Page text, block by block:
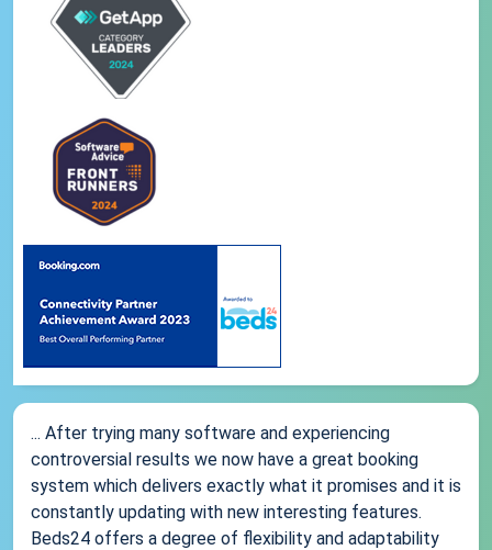
... After trying many software and experiencing
controversial results we now have a great booking
system which delivers exactly what it promises and it is
constantly updating with new interesting features.
Beds24 offers a degree of flexibility and adaptability